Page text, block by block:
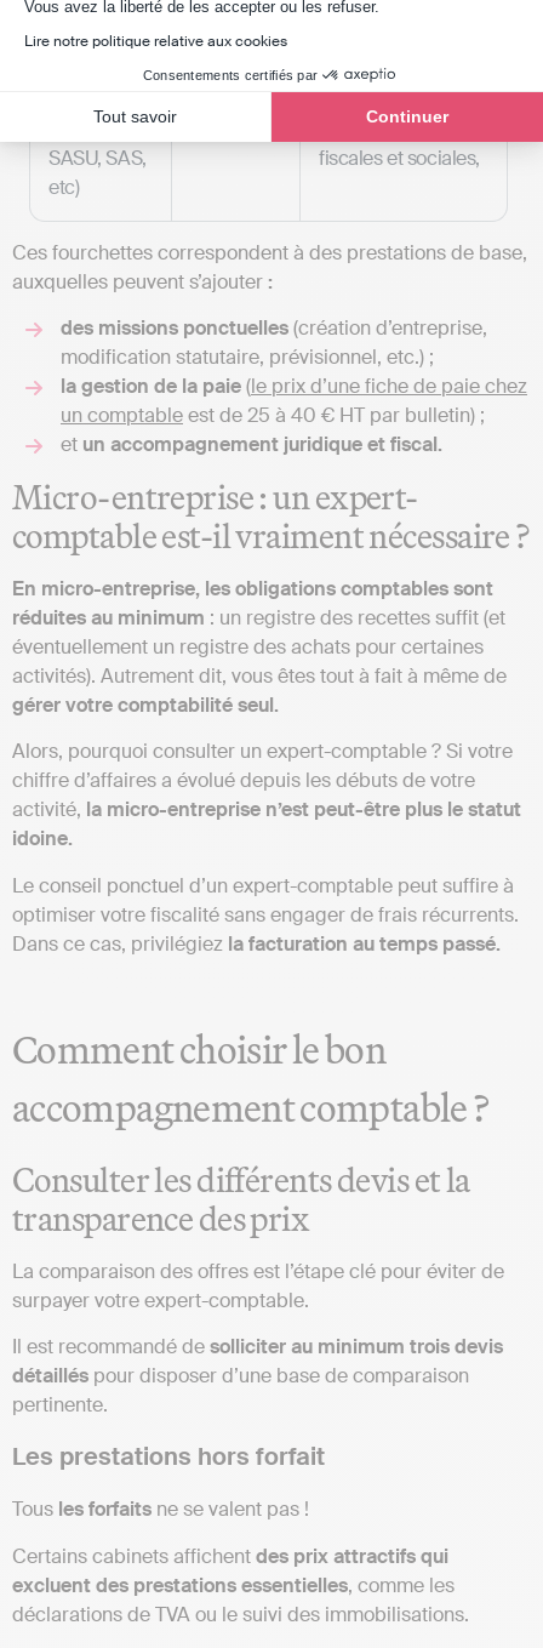
Vous avez la liberté de les accepter ou les refuser.
Lire notre politique relative aux cookies
Consentements certifiés par
Tout savoir Continuer
(SARL,
SASU, SAS,
etc)
2 000 à 5
Comptabilité, bilan,
compte de résultat,
déclarations
fiscales et sociales,
Ces fourchettes correspondent à des prestations de base,
auxquelles peuvent s’ajouter :
des missions ponctuelles(création d’entreprise,
modification statutaire, prévisionnel, etc.) ;
la gestion de la paie(le prix d’une fiche de paie chez
un comptableest de 25 à 40 € HT par bulletin) ;
et un accompagnement juridique et fiscal.
Micro-entreprise : un expert-
comptable est-il vraiment nécessaire ?
En micro-entreprise, les obligations comptables sont
réduites au minimum : un registre des recettes suffit (et
éventuellement un registre des achats pour certaines
activités). Autrement dit, vous êtes tout à fait à même de
gérer votre comptabilité seul.
Alors, pourquoi consulter un expert-comptable ? Si votre
chiffre d’affaires a évolué depuis les débuts de votre
activité, la micro-entreprise n’est peut-être plus le statut
idoine.
Le conseil ponctuel d’un expert-comptable peut suffire à
optimiser votre fiscalité sans engager de frais récurrents.
Dans ce cas, privilégiez la facturation au temps passé.
Comment choisir le bon
accompagnement comptable ?
Consulter les différents devis et la
transparence des prix
La comparaison des offres est l’étape clé pour éviter de
surpayer votre expert-comptable.
Il est recommandé desolliciter au minimum trois devis
détaillés pour disposer d’une base de comparaison
pertinente.
Les prestations hors forfait
Tous les forfaits ne se valent pas !
Certains cabinets affichentdes prix attractifs qui
excluent des prestations essentielles, comme les
déclarations de TVA ou le suivi des immobilisations.